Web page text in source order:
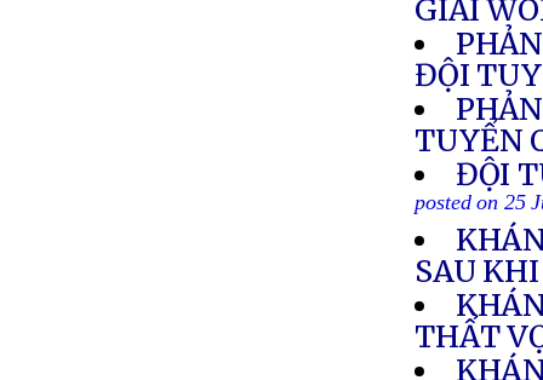
GIẢI
ĐỘI
TUYỂN
ĐỘI
posted on 25
SAU
THẤT